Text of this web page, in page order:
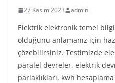
27 Kasım 2023 admin
Elektrik elektronik temel
olduğunu anlamanız için
çözebilirsiniz. Testimizde
paralel devreler, elektrik
parlaklıkları, kwh